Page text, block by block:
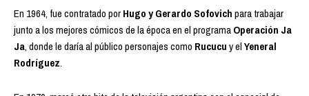
En 1964, fue contratado porHugo y Gerardo Sofovichpara trabajar
junto a los mejores cómicos de la época en el programaOperación Ja
Ja, donde le daría al público personajes como Rucucuy elYeneral
Rodríguez.